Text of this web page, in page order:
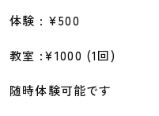
体験 : ¥500
教室 :¥1000 (1回)
随時体験可能です